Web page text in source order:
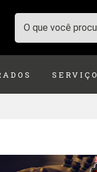
SERVIÇO